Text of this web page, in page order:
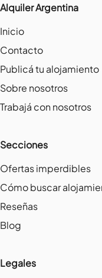
Alquiler Argentina
Inicio
Contacto
Publicá tu alojamiento
Sobre nosotros
Trabajá con nosotros
Secciones
Ofertas imperdibles
Cómo buscar
Reseñas
Blog
Legales